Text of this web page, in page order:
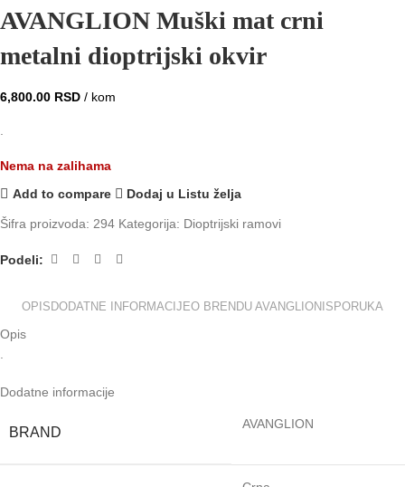
AVANGLION Muški mat crni
metalni dioptrijski okvir
6,800.00 RSD / kom
Nema na zalihama
Add to compare
Dodaj u Listu želja
Šifra proizvoda: 294 Kategorija: Dioptrijski ramovi
Podeli:
OPIS DODATNE INFORMACIJEO BRENDU AVANGLION ISPORUKA
Opis
Dodatne informacije
BRAND
AVANGLION